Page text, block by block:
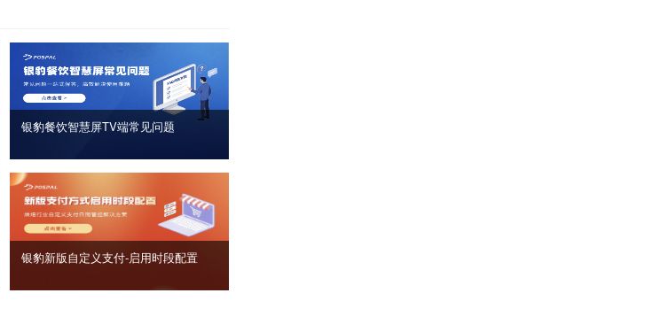
银豹餐饮智慧屏TV端常见问题
银豹新版自定义支付‑启用时段配置